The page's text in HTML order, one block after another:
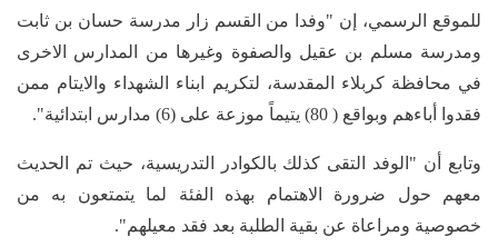
للموقع الرسمي، إن "وفدا من القسم زار مدرسة حسان بن ثابت
ومدرسة مسلم بن عقيل والصفوة وغيرها من المدارس الاخرى
في محافظة كربلاء المقدسة، لتكريم ابناء الشهداء والايتام ممن
فقدوا أباءهم وبواقع ( 80) يتيماً موزعة على (6) مدارس ابتدائية".
وتابع أن "الوفد التقى كذلك بالكوادر التدريسية، حيث تم الحديث
معهم حول ضرورة الاهتمام بهذه الفئة لما يتمتعون به من
خصوصية ومراعاة عن بقية الطلبة بعد فقد معيلهم".